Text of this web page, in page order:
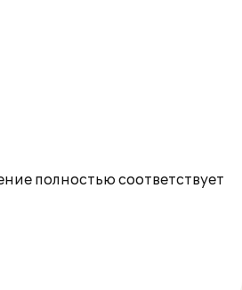
полностью соответствует